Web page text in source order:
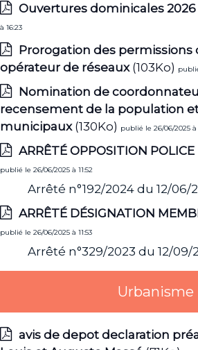
Ouvertures dominicales 2026
à 16:23
Prorogation des permissions
opérateur de réseaux(103Ko)
Nomination de
recensement de la population
municipaux(130Ko) publié le 26/06/2025 à
ARRÊTÉ OPPOSITION
publié le 26/06/2025 à 11:52
Arrêté n°192/2024 du 12/06/
ARRÊTÉ DÉSIGNATION
publié le 26/06/2025 à 11:53
Arrêté n°329/2023 du 12/09/
Urbanisme
avis de depot declaration